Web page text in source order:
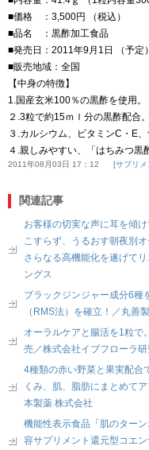
■価格 ：3,500円 （税込）
■品名 ：黒酢加工食品
■発売日：2011年9月1日 （予定）
■販売地域：全国
【中身の特徴】
1.国産玄米100％の黒酢を使用。
２.3粒で約15ｍｌ分の黒酢配合。
３.カルシウム、ビタミンC・E、
４.親しみやすい、「はちみつ黒
2011年08月03日 17：12 サプリメ
関連記事
お客様の切実な声に耳を傾
こすらず、うるおす朝夜別
さらなる高機能化を遂げて
ングス
ブラックジンジャー成分6種
（RMS法）を確立！／丸善
オーラルケアと腸活を1粒で
売／株式会社イブフローラ
4種類の赤い野菜と果実配合
くみ、肌、脂肪にまとめて
本製薬 株式会社
機能性表示食品「肌のター
容サプリメント還元型コエ